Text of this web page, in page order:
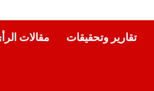
تقارير وتحقيقات مقالات